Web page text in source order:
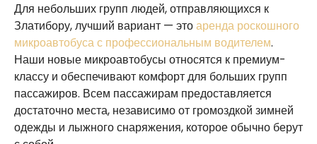
Для небольших групп людей, отправляющихся к
Златибору, лучший вариант — этоаренда роскошного
микроавтобуса с профессиональным водителем.
Наши новые микроавтобусы относятся к премиум-
классу и обеспечивают комфорт для больших групп
пассажиров. Всем пассажирам предоставляется
достаточно места, независимо от громоздкой зимней
одежды и лыжного снаряжения, которое обычно берут